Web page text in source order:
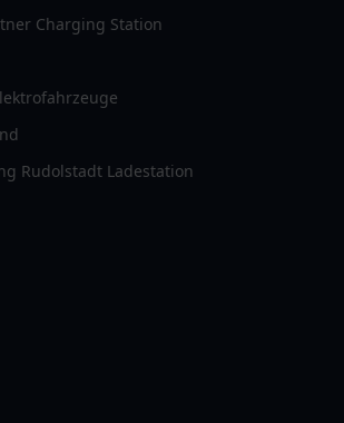
Charging Station
Rudolstadt Ladestation